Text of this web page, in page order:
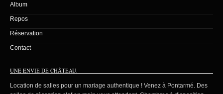
Album
Repos
Réservation
Contact
UNE ENVIE DE CHÂTEAU.
Location de salles pour un mariage authentique ! Venez à Pontarmé. Des